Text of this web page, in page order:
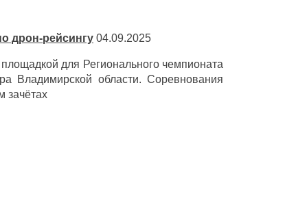
дрон-рейсингу 04.09.2025
для Регионального чемпионата
Владимирской области. Соревнования
зачётах